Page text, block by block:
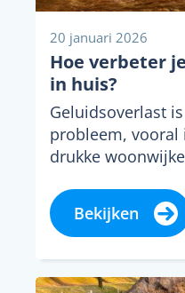
20 januari 2026
Hoe verbeter
in huis?
Geluidsoverlast
probleem,
drukke
Bekijken